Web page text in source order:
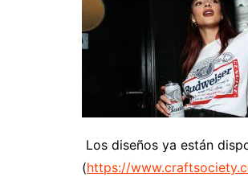
Los diseños ya están
(https://